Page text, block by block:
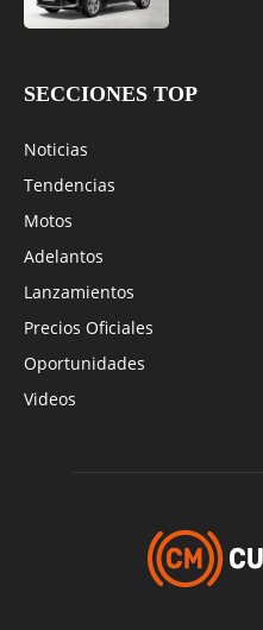
SECCIONES TOP
Noticias
Tendencias
Motos
Adelantos
Lanzamientos
Precios Oficiales
Oportunidades
Videos